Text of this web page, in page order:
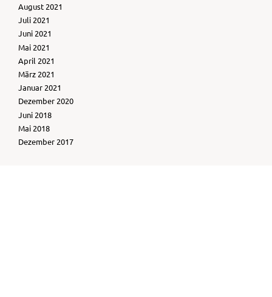
August 2021
Juli 2021
Juni 2021
Mai 2021
April 2021
März 2021
Januar 2021
Dezember 2020
Juni 2018
Mai 2018
Dezember 2017